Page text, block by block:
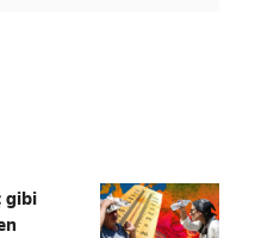
gibi